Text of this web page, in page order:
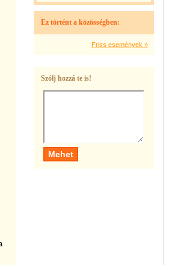
Ez történt a közösségben:
Friss események »
Szólj hozzá te is!